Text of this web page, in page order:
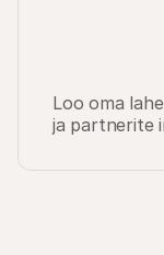
Loo oma
ja partnerite